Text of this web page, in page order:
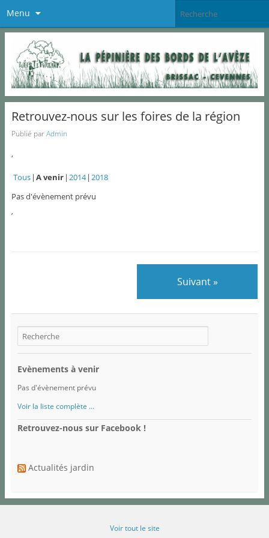
Menu
Retrouvez-nous sur les foires de la région
Publié parAdmin
‘
Tous A venir 2014 2018
Pas d'évènement prévu
’
Suivant »
Evènements à venir
Pas d'évènement prévu
Voir la liste complète ...
Retrouvez-nous sur Facebook !
Actualités jardin
Voir tout le site